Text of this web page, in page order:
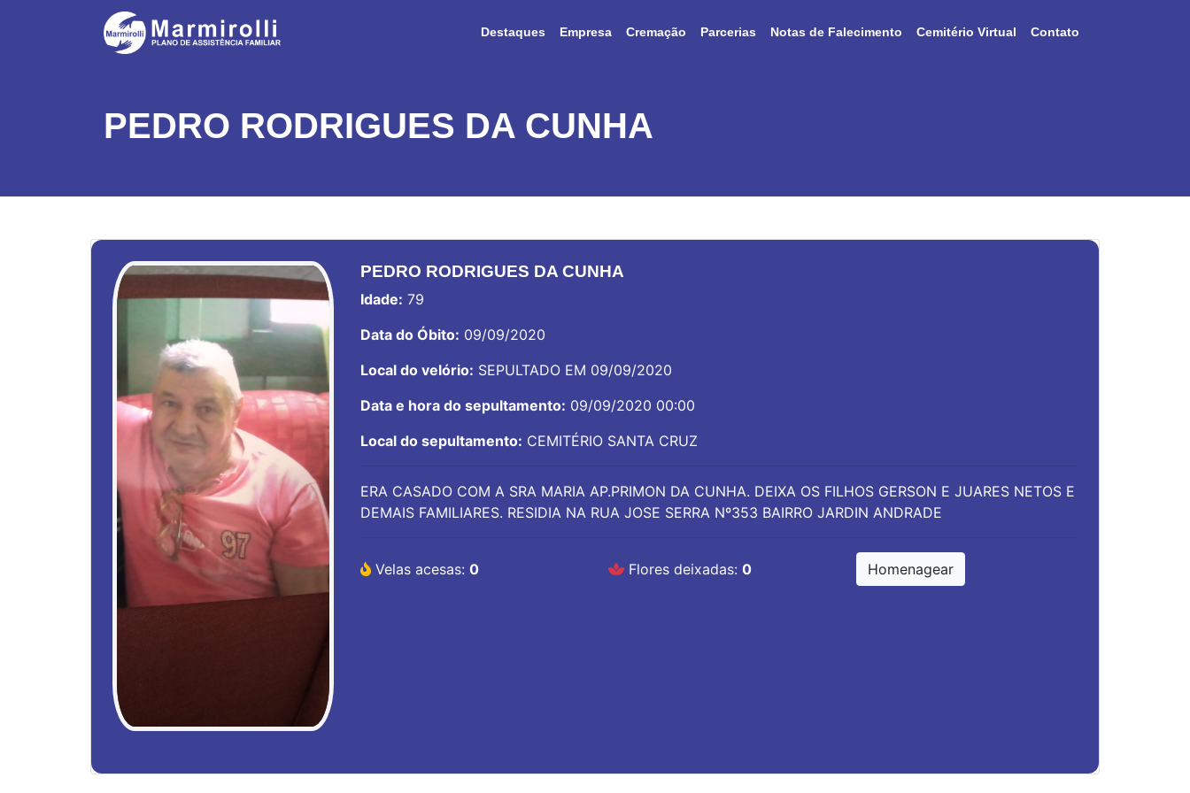
Destaques Empresa Cremação Parcerias Notas de Falecimento Cemitério Virtual Contato
PEDRO RODRIGUES DA CUNHA
PEDRO RODRIGUES DA CUNHA
Idade: 79
Data do Óbito: 09/09/2020
Local do velório: SEPULTADO EM 09/09/2020
Data e hora do sepultamento: 09/09/2020 00:00
Local do sepultamento: CEMITÉRIO SANTA CRUZ
ERA CASADO COM A SRA MARIA AP.PRIMON DA CUNHA. DEIXA OS FILHOS GERSON E JUARES NETOS E
DEMAIS FAMILIARES. RESIDIA NA RUA JOSE SERRA Nº353 BAIRRO JARDIN ANDRADE
Velas acesas: 0 Flores deixadas: 0 Homenagear